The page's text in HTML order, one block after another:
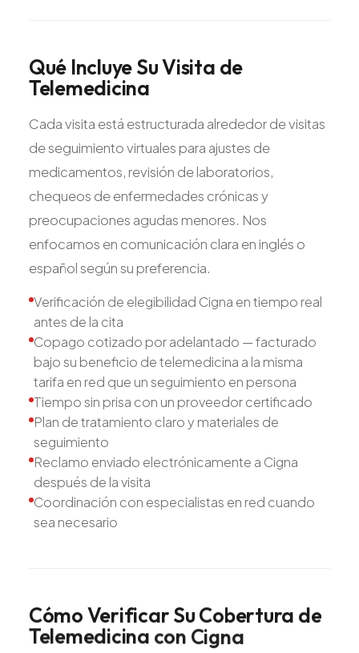
Qué IncluyeSuVisita de
Telemedicina
Cada visita está estructurada alrededor de visitas
de seguimiento virtuales para ajustes de
medicamentos, revisión de laboratorios,
chequeos de enfermedades crónicas y
preocupaciones agudas menores. Nos
enfocamos en comunicación clara en inglés o
español según su preferencia.
Verificación de elegibilidad Cigna en tiempo real
antes de la cita
Copago cotizado por adelantado — facturado
bajo su beneficio de telemedicina a la misma
tarifa en red que un seguimiento en persona
Tiempo sin prisa con un proveedor certificado
Plan de tratamiento claro y materiales de
seguimiento
Reclamo enviado electrónicamente a Cigna
después de la visita
Coordinación con especialistas en red cuando
sea necesario
CómoVerificarSuCobertura de
Telemedicina con Cigna